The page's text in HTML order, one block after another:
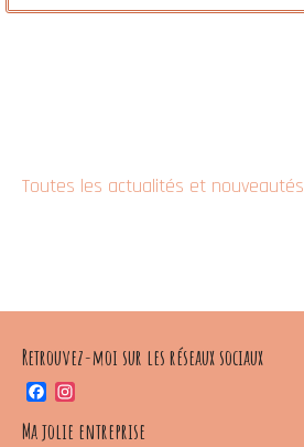
Toutes les actualités et nouveautés
Retrouvez-moi sur les réseaux sociaux
Facebook
Ma jolie entreprise